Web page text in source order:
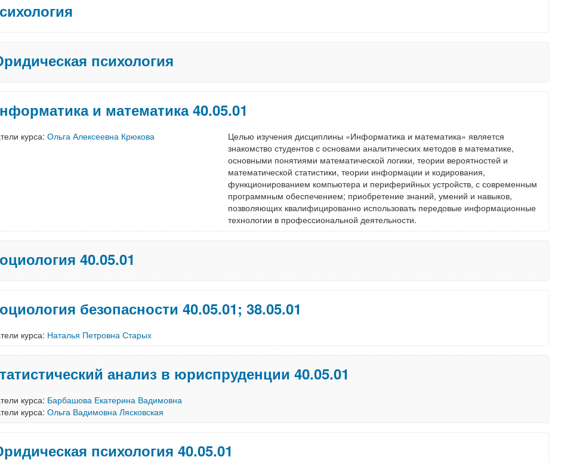
психология
и математика 40.05.01
Целью изучения дисциплины «Информатика и математика» является
знакомство студентов с основами аналитических методов в математике,
основными понятиями математической логики, теории вероятностей и
математической статистики, теории информации и кодирования,
функционированием компьютера и периферийных устройств, с современным
программным обеспечением; приобретение знаний, умений и навыков,
позволяющих квалифицированно использовать передовые информационные
технологии в профессиональной деятельности.
курса:Ольга Алексеевна Крюкова
40.05.01
безопасности 40.05.01; 38.05.01
курса: Наталья Петровна Старых
анализ в юриспруденции 40.05.01
курса: Барбашова Екатерина Вадимовна
курса:Ольга Вадимовна Лясковская
психология 40.05.01